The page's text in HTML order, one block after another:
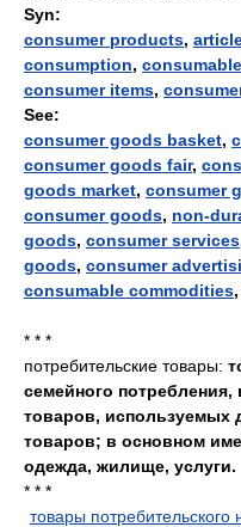
Syn:
consumer products,
consumption,
consumer items,
See:
consumer goods basket,
consumer goods fair,
goods market, consumer
consumer goods, non-
goods, consumer services
goods, consumer
consumable commodities,
* * *
потребительские товары:
семейного
товаров, используемых
товаров; в основном
одежда, жилище, услуги.
* * *
товары потребительского